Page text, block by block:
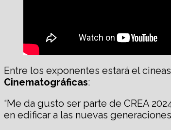
Entre los exponentes estará el
Cinematográficas:
“Me da gusto ser parte de CREA
en edificar a las nuevas